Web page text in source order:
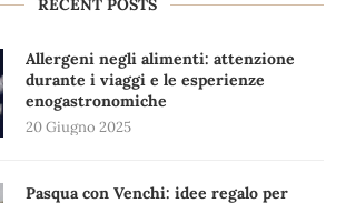
RECENT POSTS
Allergeni negli alimenti: attenzione
durante i viaggi e le esperienze
enogastronomiche
20 Giugno 2025
Pasqua con Venchi: idee regalo per